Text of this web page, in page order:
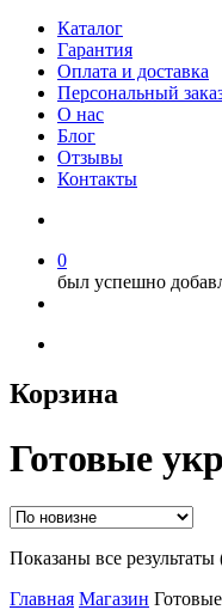
Каталог
Гарантия
Оплата и доставка
Персональный
О нас
Блог
Отзывы
Контакты
0
был успешно
Корзина
Готовые
Показаны все результаты
Главная Магазин